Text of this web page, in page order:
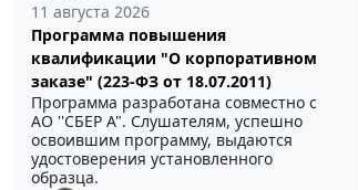
11 августа 2026
Программа повышения
квалификации "О корпоративном
заказе" (223-ФЗ от 18.07.2011)
Программа разработана совместно с
АО ''СБЕР А". Слушателям, успешно
освоившим программу, выдаются
удостоверения установленного
образца.